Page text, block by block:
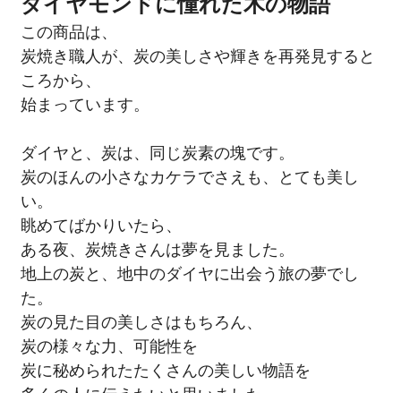
この商品は、
炭焼き職人が、炭の美しさや輝きを再発見すると
ころから、
始まっています。
ダイヤと、炭は、同じ炭素の塊です。
炭のほんの小さなカケラでさえも、とても美し
い。
眺めてばかりいたら、
ある夜、炭焼きさんは夢を見ました。
地上の炭と、地中のダイヤに出会う旅の夢でし
た。
炭の見た目の美しさはもちろん、
炭の様々な力、可能性を
炭に秘められたたくさんの美しい物語を